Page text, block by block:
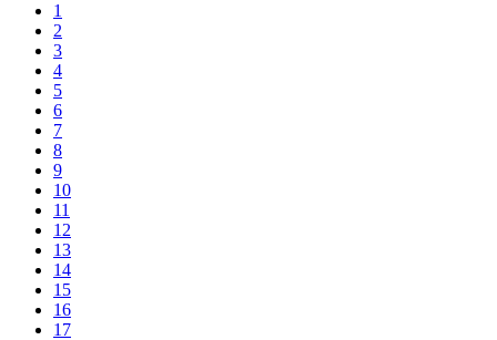
1
2
3
4
5
6
7
8
9
10
11
12
13
14
15
16
17